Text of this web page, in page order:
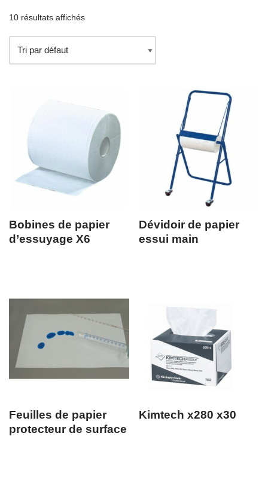
10 résultats affichés
Bobines de papier
d’essuyage X6
Dévidoir de papier
essui main
Feuilles de papier
protecteur de surface
Kimtech x280 x30